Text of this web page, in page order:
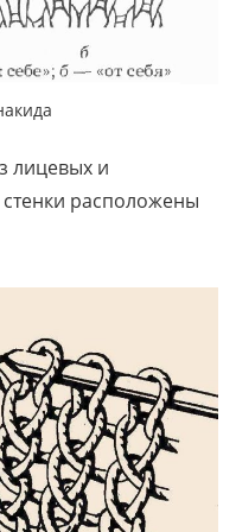
лицевых и
расположены